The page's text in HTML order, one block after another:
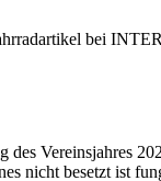
bei
des Vereinsjahres
nicht besetzt ist